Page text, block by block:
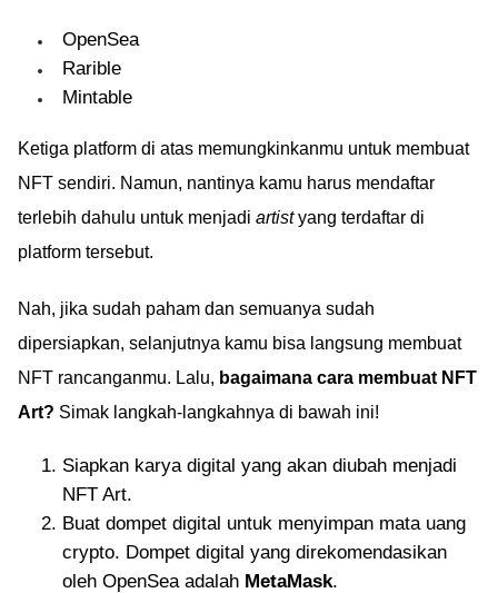
OpenSea
Rarible
Mintable
Ketiga platform di atas memungkinkanmu untuk membuat
NFT sendiri. Namun, nantinya kamu harus mendaftar
terlebih dahulu untuk menjadi artistyang terdaftar di
platform tersebut.
Nah, jika sudah paham dan semuanya sudah
dipersiapkan, selanjutnya kamu bisa langsung membuat
NFT rancanganmu. Lalu, bagaimana cara membuat NFT
Art? Simak langkah-langkahnya di bawah ini!
Siapkan karya digital yang akan diubah menjadi
NFT Art.
Buat dompet digital untuk menyimpan mata uang
crypto. Dompet digital yang direkomendasikan
oleh OpenSea adalah MetaMask.